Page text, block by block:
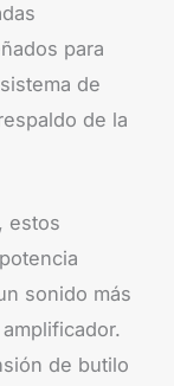
para
de
de la
estos
sonido más
de butilo